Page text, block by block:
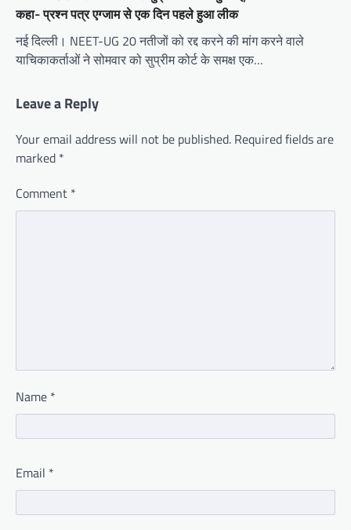
कहा- प्रश्न पत्र एग्जाम से एक दिन पहले हुआ लीक
नई दिल्ली। NEET-UG 20 नतीजों को रद्द करने की मांग करने वाले
याचिकाकर्ताओं ने सोमवार को सुप्रीम कोर्ट के समक्ष एक…
Leave a Reply
Your email address will not be published. Required fields are
marked *
Comment *
Name *
Email *